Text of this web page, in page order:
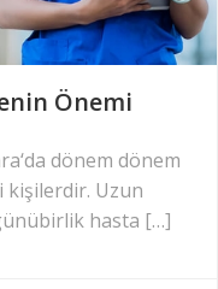
Önemi
dönem dönem
kişilerdir. Uzun
hasta […]